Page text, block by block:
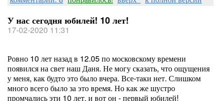
У нас сегодня юбилей! 10 лет!
17-02-2020 11:31
Ровно 10 лет назад в 12.05 по московскому времени
появился на свет наш Даня. Не могу сказать, что ощущения
у меня, как будто это было вчера. Все-таки нет. Слишком
много всего было за это время. Но как же шустро
промчались эти 10 лет, и вот он - первый юбилей!